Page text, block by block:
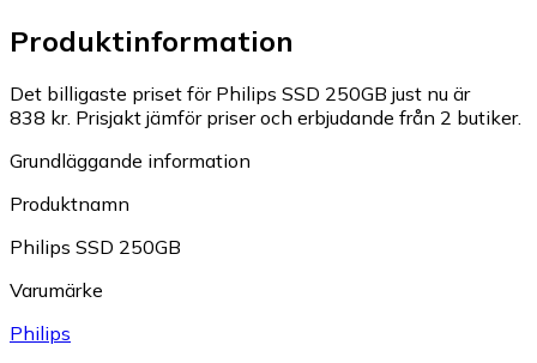
Produktinformation
Det billigaste priset för Philips SSD 250GB just nu är
838 kr. Prisjakt jämför priser och erbjudande från 2 butiker.
Grundläggande information
Produktnamn
Philips SSD 250GB
Varumärke
Philips